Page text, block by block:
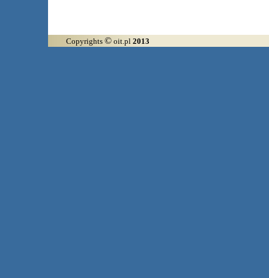
Copyrights © oit.pl 2013